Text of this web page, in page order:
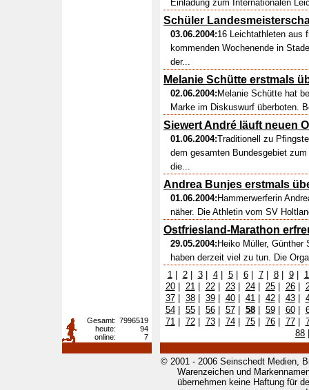
Einladung zum Internationalen
Schüler
03.06.2004:16 Leichtathleten aus
kommenden Wochenende in
der...
Melanie Schütte erstmals
02.06.2004: Melanie Schütte hat
Marke im Diskuswurf überboten.
Siewert André läuft neuen
01.06.2004:Traditionell zu
dem gesamten Bundesgebiet
die...
Andrea Bunjes erstmals
01.06.2004: Hammerwerferin
näher. Die Athletin vom SV
Ostfriesland-Marathon
29.05.2004: Heiko Müller, Günther
haben derzeit viel zu tun. Die
1| 2| 3| 4| 5| 6| 7| 8| 9|
20| 21| 22| 23| 24| 25| 26|
37| 38| 39| 40| 41| 42| 43|
54| 55| 56| 57| 58| 59| 60|
71| 72| 73| 74| 75| 76| 77|
88
Gesamt: 7996519
heute:
94
online:
7
© 2001 - 2006 Seinschedt Medien,
Warenzeichen und
übernehmen keine Haftung für